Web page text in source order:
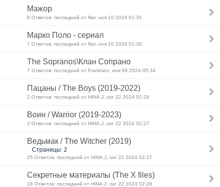
Мажор
8 Ответов: последний от Ner, ноя 10 2024 01:35
Марко Поло - сериал
7 Ответов: последний от Ner, ноя 10 2024 01:30
The Sopranos\Клан Сопрано
7 Ответов: последний от Franksen, ноя 09 2024 05:34
Пацаны / The Boys (2019-2022)
2 Ответов: последний от HINA.J, окт 22 2024 02:29
Воин / Warrior (2019-2023)
2 Ответов: последний от HINA.J, окт 22 2024 02:27
Ведьмак / The Witcher (2019)
Страницы: 2
25 Ответов: последний от HINA.J, окт 22 2024 02:27
Секретные материалы (The X files)
18 Ответов: последний от HINA.J, окт 22 2024 02:26